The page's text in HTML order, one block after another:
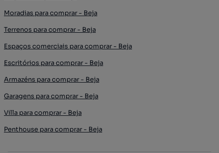
Moradias para comprar - Beja
Terrenos para comprar - Beja
Espaços comerciais para comprar - Beja
Escritórios para comprar - Beja
Armazéns para comprar - Beja
Garagens para comprar - Beja
Villa para comprar - Beja
Penthouse para comprar - Beja